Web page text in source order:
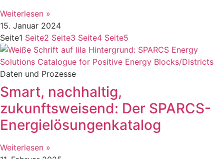
Weiterlesen »
15. Januar 2024
Seite1 Seite2 Seite3 Seite4 Seite5
Daten und Prozesse
Smart, nachhaltig,
zukunftsweisend: Der SPARCS-
Energielösungenkatalog
Weiterlesen »